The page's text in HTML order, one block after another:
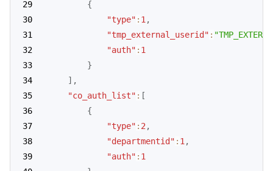
{
"type" : 1 ,
"tmp_external_userid" :
"auth" : 1
}
] ,
"co_auth_list" : [
{
"type" : 2 ,
"departmentid" : 1 ,
"auth" : 1